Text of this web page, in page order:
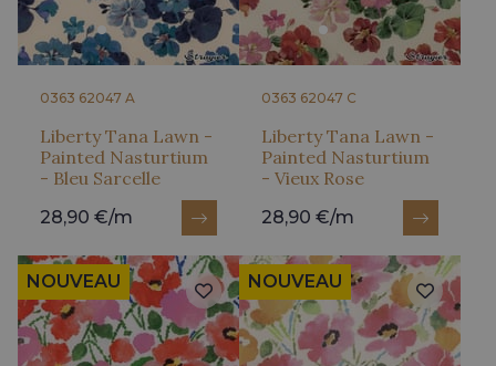
0363 62047 A
Liberty Tana Lawn -
Painted Nasturtium
- Bleu Sarcelle
28,90 €/m
0363 62047 C
Liberty Tana Lawn -
Painted Nasturtium
- Vieux Rose
28,90 €/m
NOUVEAU NOUVEAU